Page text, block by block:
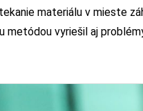
materiálu v mieste
metódou vyriešil aj